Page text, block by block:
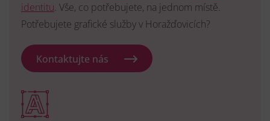
identitu. Vše, co potřebujete, na jednom místě.
Potřebujete grafické služby v Horažďovicích?
Kontaktujte nás